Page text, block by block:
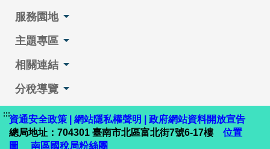
服務園地
主題專區
相關連結
分稅導覽
:::資通安全政策 網站隱私權聲明
政府網站資料開放宣告
總局地址：704301 臺南市北區富北街7號6-17樓
位置
圖
南區國稅局粉絲團